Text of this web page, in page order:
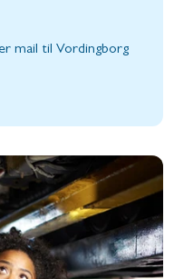
mail til Vordingborg